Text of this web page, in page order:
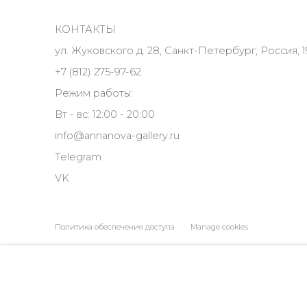
КОНТАКТЫ
ул. Жуковского д. 28, Санкт-Петербург, Россия,
+7 (812) 275-97-62
Режим работы:
Вт - вс: 12:00 - 20:00
info@annanova-gallery.ru
Telegram
VK
Политика обеспечения доступа Manage cookies
COPYRIGHT © 2026 ANNA NOVA GALLERY SITE BY ARTLOGIC